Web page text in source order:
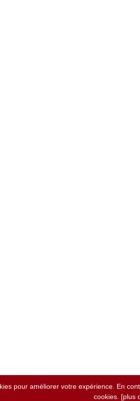
pour améliorer votre expérience. En
cookies. [plus